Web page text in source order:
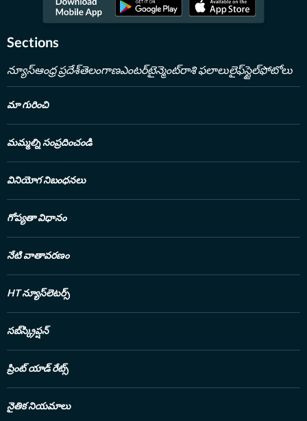
Sections
న్యూస్ఆంధ్ర ప్రదేశ్తెలంగాణఎంటర్‌టైన్మెంట్రాశి ఫలాలులైఫ్‌స్టైల్ఫోటోలు
మా గురించి
మమ్మల్ని సంప్రదించండి
వినియోగ నిబంధనలు
గోప్యతా విధానం
నేటి వాతావరణం
HT న్యూస్‌లెటర్స్
సబ్‌స్క్రిప్షన్
ప్రింట్ యాడ్ రేట్స్
నైతిక నియమాలు